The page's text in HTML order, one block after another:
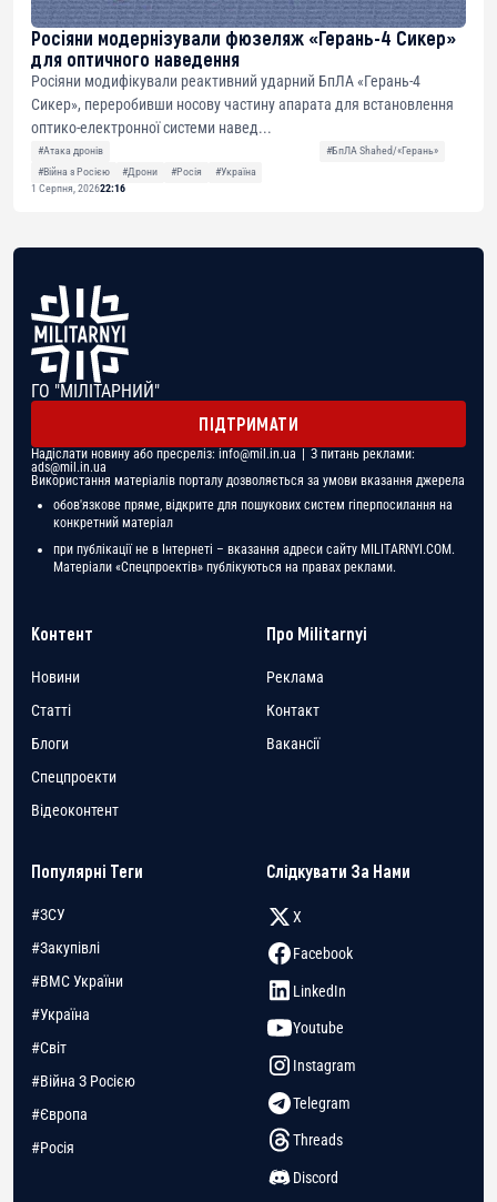
Росіяни модернізували фюзеляж «Герань-4 Сикер»
для оптичного наведення
Росіяни модифікували реактивний ударний БпЛА «Герань-4
Сикер», переробивши носову частину апарата для встановлення
оптико-електронної системи навед...
#Атака дронів
#БпЛА Shahed/«Герань»
#Війна з Росією
#Дрони #Росія
#Україна
1 Серпня, 202622:16
ГО "МІЛІТАРНИЙ"
ПІДТРИМАТИ
Надіслати новину або пресреліз: info@mil.in.ua | З питань реклами:
ads@mil.in.ua
Використання матеріалів порталу дозволяється за умови вказання джерела
обов'язкове пряме, відкрите для пошукових систем гіперпосилання на
конкретний матеріал
при публікації не в Інтернеті – вказання адреси сайту MILITARNYI.COM.
Матеріали «Спецпроектів» публікуються на правах реклами.
Контент
Новини
Статті
Блоги
Спецпроекти
Відеоконтент
Про Militarnyi
Реклама
Контакт
Вакансії
Популярні Теги
#ЗСУ
#Закупівлі
#ВМС України
#Україна
#Світ
#Війна З Росією
#Європа
#Росія
Слідкувати За Нами
X
Facebook
LinkedIn
Youtube
Instagram
Telegram
Threads
Discord